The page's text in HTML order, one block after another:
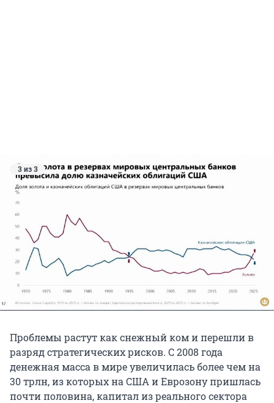
3 из 3
Проблемы растут как снежный ком и перешли в
разряд стратегических рисков. С 2008 года
денежная масса в мире увеличилась более чем на
30 трлн, из которых на США и Еврозону пришлась
почти половина, капитал из реального сектора